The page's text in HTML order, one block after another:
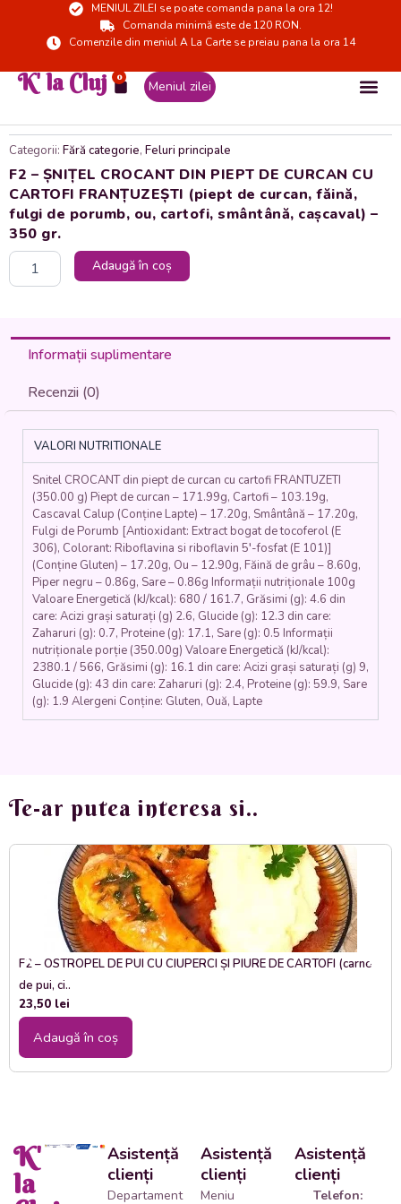
MENIUL ZILEI se poate comanda pana la ora 12!
Comanda minimă este de 120 RON.
Comenzile din meniul A La Carte se preiau pana la ora 14
K' la Cluj 0
Cart Meniul zilei
Categorii: Fără categorie, Feluri principale
F2 – ȘNIȚEL CROCANT DIN PIEPT DE CURCAN CU
CARTOFI FRANȚUZEȘTI (piept de curcan, făină,
fulgi de porumb, ou, cartofi, smântână, cașcaval) –
350 gr.
Cantitate
DIN
CURCAN
CARTOFI
(piept
curcan,
făină,
porumb,
cartofi,
smântână,
cașcaval)
Adaugă în coș
Informații suplimentare
Recenzii (0)
VALORI NUTRITIONALE
Snitel CROCANT din piept de curcan cu cartofi FRANTUZETI
(350.00 g) Piept de curcan – 171.99g, Cartofi – 103.19g,
Cascaval Calup (Conține Lapte) – 17.20g, Smântână – 17.20g,
Fulgi de Porumb [Antioxidant: Extract bogat de tocoferol (E
306), Colorant: Riboflavina si riboflavin 5′-fosfat (E 101)]
(Conține Gluten) – 17.20g, Ou – 12.90g, Făină de grâu – 8.60g,
Piper negru – 0.86g, Sare – 0.86g Informații nutriționale 100g
Valoare Energetică (kJ/kcal): 680 / 161.7, Grăsimi (g): 4.6 din
care: Acizi grași saturați (g) 2.6, Glucide (g): 12.3 din care:
Zaharuri (g): 0.7, Proteine (g): 17.1, Sare (g): 0.5 Informații
nutriționale porție (350.00g) Valoare Energetică (kJ/kcal):
2380.1 / 566, Grăsimi (g): 16.1 din care: Acizi grași saturați (g) 9,
Glucide (g): 43 din care: Zaharuri (g): 2.4, Proteine (g): 59.9, Sare
(g): 1.9 Alergeni Conține: Gluten, Ouă, Lapte
Te-ar putea interesa si..
F2 – OSTROPEL DE PUI CU CIUPERCI ȘI PIURE DE CARTOFI (carne
de pui, ci..
23,50 lei
Adaugă în coș
K'
la
Asistență
clienți
Departament
Asistență
clienți
Meniu
Asistență
clienți
Telefon: